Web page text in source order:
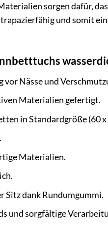
sorgen dafür,
und somit
Nässe und
Materialien gefertigt.
in Standardgröße (60 x
Materialien.
Sitz dank Rundumgummi.
und sorgfältige